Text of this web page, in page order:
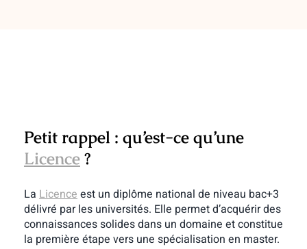
Petit rappel : qu’est-ce qu’une
Licence?
La Licenceest un diplôme national de niveau bac+3
délivré par les universités. Elle permet d’acquérir des
connaissances solides dans un domaine et constitue
la première étape vers une spécialisation en master.